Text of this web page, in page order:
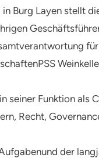
in Burg Layen stellt
seiner Funktion als
Recht,
der